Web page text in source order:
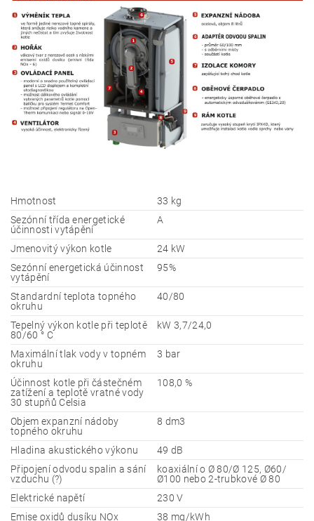
Hmotnost
33 kg
Sezónní třída energetické
účinnosti vytápění
A
Jmenovitý výkon kotle
24 kW
Sezónní energetická účinnost
vytápění
95%
Standardní teplota topného
okruhu
40/80
Tepelný výkon kotle při teplotě
80/60 ° C
kW 3,7/24,0
Maximální tlak vody v topném
okruhu
3 bar
Účinnost kotle při částečném
zatížení a teplotě vratné vody
30 stupňů Celsia
108,0 %
Objem expanzní nádoby
topného okruhu
8 dm3
Hladina akustického výkonu
49 dB
Připojení odvodu spalin a sání
vzduchu (?)
koaxiální o Ø 80/Ø 125, Ø60/
Ø100 nebo 2-trubkové Ø 80
Elektrické napětí
230 V
Emise oxidů dusíku NOx
38 mg/kWh